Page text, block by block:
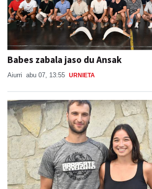
Babes zabala jaso du Ansak
Aiurri abu 07, 13:55 URNIETA